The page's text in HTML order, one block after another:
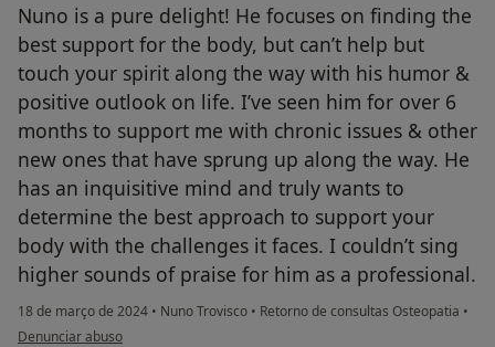
Nuno is a pure delight! He focuses on finding the
best support for the body, but can’t help but
touch your spirit along the way with his humor &
positive outlook on life. I’ve seen him for over 6
months to support me with chronic issues & other
new ones that have sprung up along the way. He
has an inquisitive mind and truly wants to
determine the best approach to support your
body with the challenges it faces. I couldn’t sing
higher sounds of praise for him as a professional.
18 de março de 2024 • Nuno Trovisco • Retorno de consultas Osteopatia •
na opinião do utilizador Rebecca
Denunciar abuso